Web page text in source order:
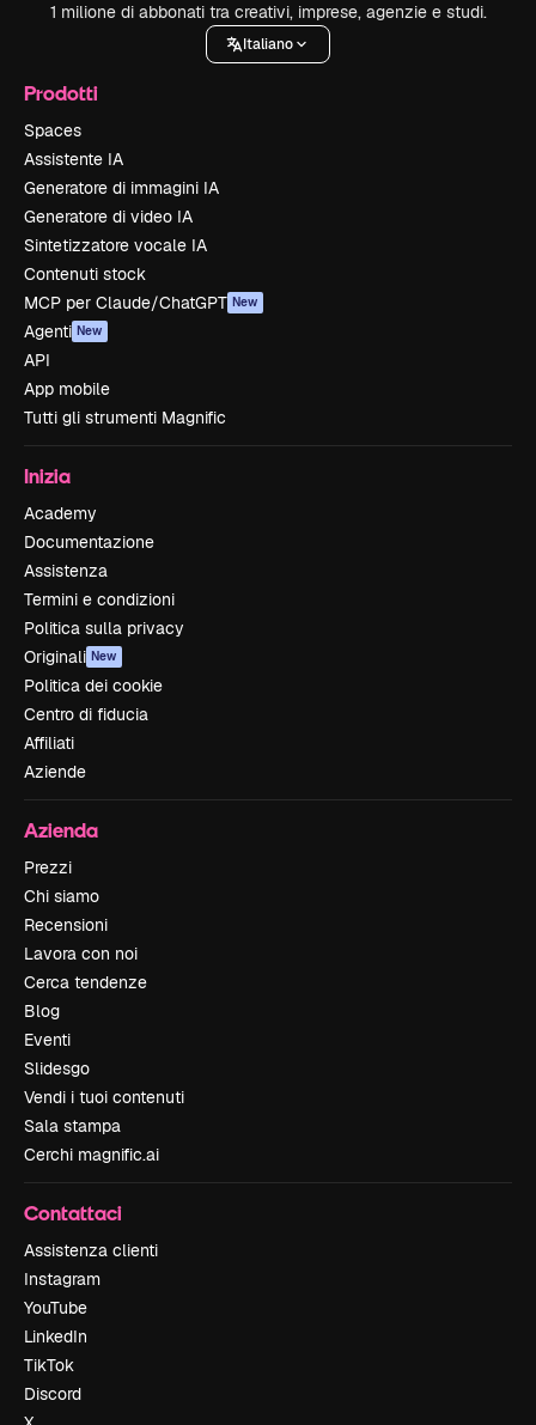
1 milione di abbonati tra creativi, imprese, agenzie e studi.
Italiano
Prodotti
Spaces
Assistente IA
Generatore di immagini IA
Generatore di video IA
Sintetizzatore vocale IA
Contenuti stock
MCP per Claude/ChatGPT New
Agenti New
API
App mobile
Tutti gli strumenti Magnific
Inizia
Academy
Documentazione
Assistenza
Termini e condizioni
Politica sulla privacy
Originali New
Politica dei cookie
Centro di fiducia
Affiliati
Aziende
Azienda
Prezzi
Chi siamo
Recensioni
Lavora con noi
Cerca tendenze
Blog
Eventi
Slidesgo
Vendi i tuoi contenuti
Sala stampa
Cerchi magnific.ai
Contattaci
Assistenza clienti
Instagram
YouTube
LinkedIn
TikTok
Discord